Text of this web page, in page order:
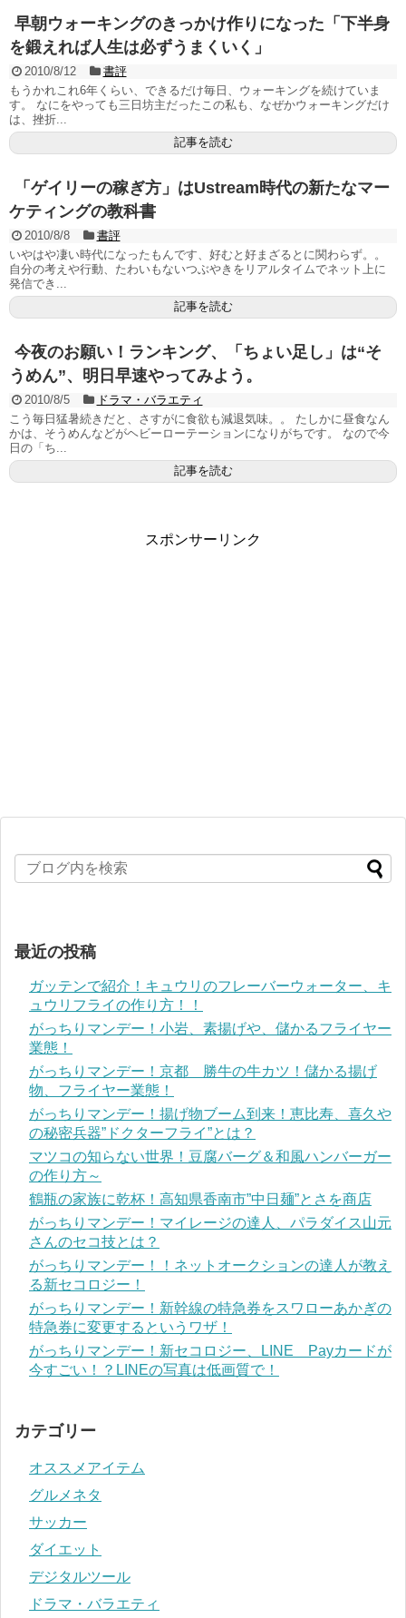
早朝ウォーキングのきっかけ作りになった「下半身
を鍛えれば人生は必ずうまくいく」
2010/8/12
書評
もうかれこれ6年くらい、できるだけ毎日、ウォーキングを続けていま
す。 なにをやっても三日坊主だったこの私も、なぜかウォーキングだけ
は、挫折...
記事を読む
「ゲイリーの稼ぎ方」はUstream時代の新たなマー
ケティングの教科書
2010/8/8
書評
いやはや凄い時代になったもんです、好むと好まざるとに関わらず。。
自分の考えや行動、たわいもないつぶやきをリアルタイムでネット上に
発信でき...
記事を読む
今夜のお願い！ランキング、「ちょい足し」は“そ
うめん”、明日早速やってみよう。
2010/8/5
ドラマ・バラエティ
こう毎日猛暑続きだと、さすがに食欲も減退気味。。 たしかに昼食なん
かは、そうめんなどがヘビーローテーションになりがちです。 なので今
日の「ち...
記事を読む
スポンサーリンク
最近の投稿
ガッテンで紹介！キュウリのフレーバーウォーター、キ
ュウリフライの作り方！！
がっちりマンデー！小岩、素揚げや、儲かるフライヤー
業態！
がっちりマンデー！京都 勝牛の牛カツ！儲かる揚げ
物、フライヤー業態！
がっちりマンデー！揚げ物ブーム到来！恵比寿、喜久や
の秘密兵器”ドクターフライ”とは？
マツコの知らない世界！豆腐バーグ＆和風ハンバーガー
の作り方～
鶴瓶の家族に乾杯！高知県香南市”中日麺”とさを商店
がっちりマンデー！マイレージの達人、パラダイス山元
さんのセコ技とは？
がっちりマンデー！！ネットオークションの達人が教え
る新セコロジー！
がっちりマンデー！新幹線の特急券をスワローあかぎの
特急券に変更するというワザ！
がっちりマンデー！新セコロジー、LINE Payカードが
今すごい！？LINEの写真は低画質で！
カテゴリー
オススメアイテム
グルメネタ
サッカー
ダイエット
デジタルツール
ドラマ・バラエティ